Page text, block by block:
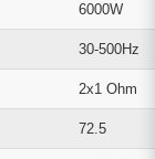
6000W
30-500Hz
2x1 Ohm
72.5